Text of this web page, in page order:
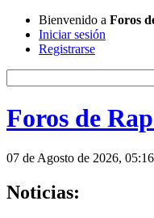
Bienvenido a Foros
Iniciar sesión
Registrarse
Foros de
07 de Agosto de 2026,
Noticias: